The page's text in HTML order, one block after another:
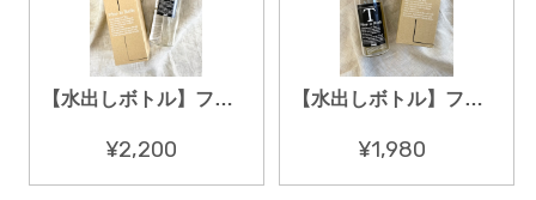
【水出しボトル】フィルターインボトル 750ml スモーキーピンク
¥2,200
【水出しボトル】フィルターインボトル 300ml スモーキーピンク
¥1,980